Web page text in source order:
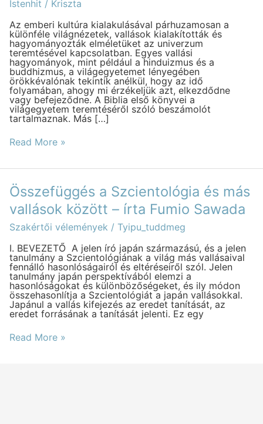
Istenhit / Kriszta
Az emberi kultúra kialakulásával párhuzamosan a
különféle világnézetek, vallások kialakították és
hagyományozták elméletüket az univerzum
teremtésével kapcsolatban. Egyes vallási
hagyományok, mint például a hinduizmus és a
buddhizmus, a világegyetemet lényegében
örökkévalónak tekintik anélkül, hogy az idő
folyamában, ahogy mi érzékeljük azt, elkezdődne
vagy befejeződne. A Biblia első könyvei a
világegyetem teremtéséről szóló beszámolót
tartalmaznak. Más […]
teremtésével”
kapcsolatban
Read More »
Összefüggés a Szcientológia és más
vallások között – írta Fumio Sawada
Szakértői vélemények / Tyipu_tuddmeg
I. BEVEZETŐ A jelen író japán származású, és a jelen
tanulmány a Szcientológiának a világ más vallásaival
fennálló hasonlóságairól és eltéréseiről szól. Jelen
tanulmány japán perspektívából elemzi a
hasonlóságokat és különbözőségeket, és ily módon
összehasonlítja a Szcientológiát a japán vallásokkal.
Japánul a vallás kifejezés az eredet tanítását, az
eredet forrásának a tanítását jelenti. Ez egy
Összefüggés
a
Szcientológia
és
más
vallások
között
–
írta
Fumio
Sawada
Read More »